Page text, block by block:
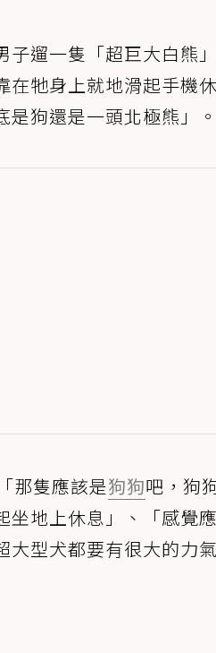
子遛一隻「超巨大白熊
牠身上就地滑起手機休
狗還是一頭北極熊」。
那隻應該是狗狗吧，狗
坐地上休息」、「感覺
型犬都要有很大的力